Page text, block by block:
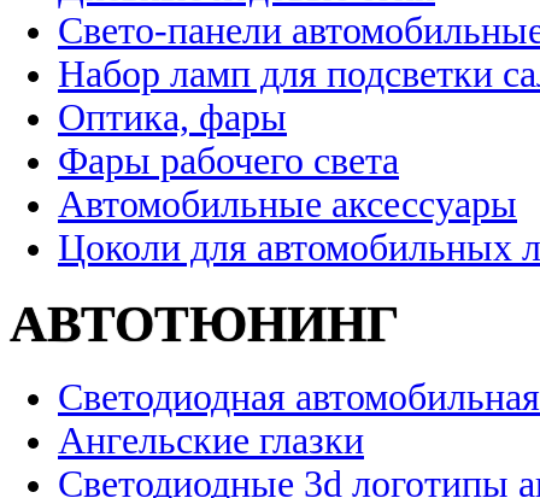
Свето-панели
Набор ламп для подсветки
Оптика, фары
Фары рабочего света
Автомобильные аксессуары
Цоколи для автомобильных
АВТОТЮНИНГ
Светодиодная
Ангельские глазки
Светодиодные 3d логотипы